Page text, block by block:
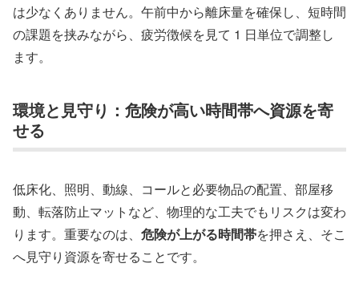
は少なくありません。午前中から離床量を確保し、短時間
の課題を挟みながら、疲労徴候を見て 1 日単位で調整し
ます。
環境と見守り：危険が高い時間帯へ資源を寄
せる
低床化、照明、動線、コールと必要物品の配置、部屋移
動、転落防止マットなど、物理的な工夫でもリスクは変わ
ります。重要なのは、 危険が上がる時間帯を押さえ、そこ
へ見守り資源を寄せることです。